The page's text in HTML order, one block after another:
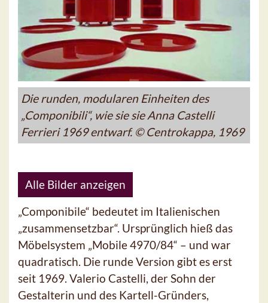
Die runden, modularen Einheiten des
„Componibili“, wie sie sie Anna Castelli
Ferrieri 1969 entwarf. © Centrokappa, 1969
Alle Bilder anzeigen
„Componibile“ bedeutet im Italienischen
„zusammensetzbar“. Ursprünglich hieß das
Möbelsystem „Mobile 4970/84“ – und war
quadratisch. Die runde Version gibt es erst
seit 1969. Valerio Castelli, der Sohn der
Gestalterin und des Kartell-Gründers,